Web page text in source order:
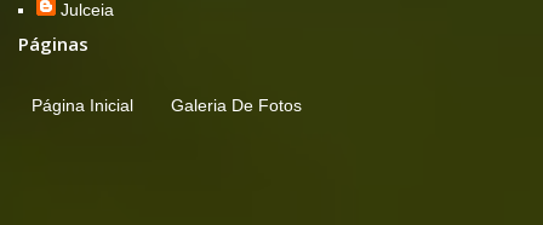
Julceia
Páginas
Página Inicial Galeria De Fotos